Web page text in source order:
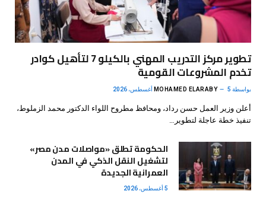
تطوير مركز التدريب المهني بالكيلو 7 لتأهيل كوادر
تخدم المشروعات القومية
بواسطة MOHAMED ELARABY 5 أغسطس، 2026
أعلن وزير العمل حسن رداد، ومحافظ مطروح اللواء الدكتور محمد الزملوط،
تنفيذ خطة عاجلة لتطوير…
الحكومة تطلق «مواصلات مدن مصر»
لتشغيل النقل الذكي في المدن
العمرانية الجديدة
5 أغسطس، 2026